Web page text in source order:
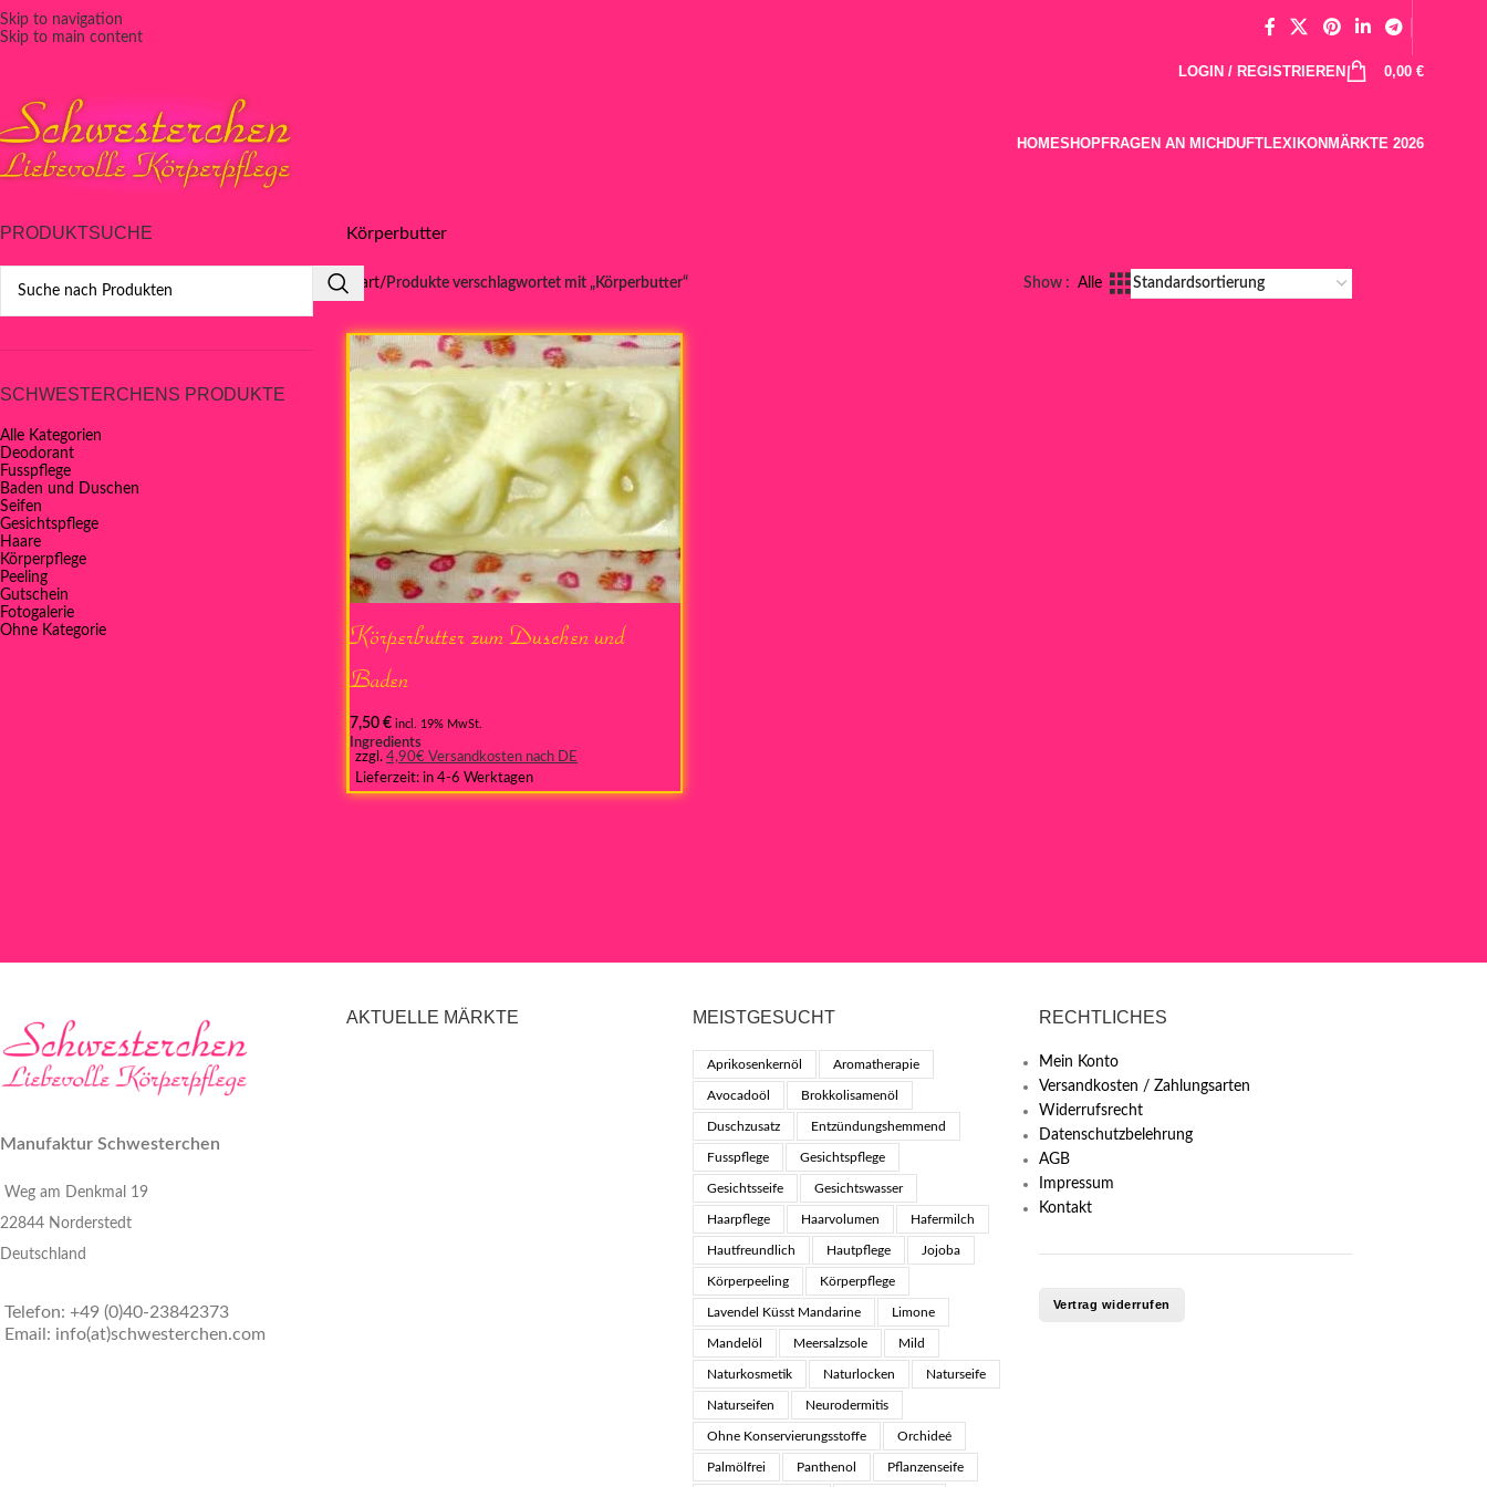
Skip to navigation
Skip to main content
LOGIN / REGISTRIEREN 0,00 €
HOMESHOPFRAGEN AN MICH DUFTLEXIKON MÄRKTE 2026
PRODUKTSUCHE
SCHWESTERCHENS PRODUKTE
Alle Kategorien
Deodorant
Fusspflege
Baden und Duschen
Seifen
Gesichtspflege
Haare
Körperpflege
Peeling
Gutschein
Fotogalerie
Ohne Kategorie
Körperbutter
Start Produkte verschlagwortet mit „Körperbutter“ Show Alle
Körperbutter zum Duschen und
Baden
7,50 € incl. 19% MwSt.
Ingredients
zzgl. 4,90€ Versandkosten nach DE
Lieferzeit: in 4-6 Werktagen
Manufaktur Schwesterchen
Weg am Denkmal 19
22844 Norderstedt
Deutschland
Telefon: +49 (0)40-23842373
Email: info(at)schwesterchen.com
AKTUELLE MÄRKTE MEISTGESUCHT
Aprikosenkernöl Aromatherapie
Avocadoöl Brokkolisamenöl
Duschzusatz Entzündungshemmend
Fusspflege Gesichtspflege
Gesichtsseife Gesichtswasser
Haarpflege Haarvolumen Hafermilch
Hautfreundlich Hautpflege Jojoba
Körperpeeling Körperpflege
Lavendel Küsst Mandarine Limone
Mandelöl Meersalzsole Mild
Naturkosmetik Naturlocken Naturseife
Naturseifen Neurodermitis
Ohne Konservierungsstoffe Orchideé
Palmölfrei Panthenol Pflanzenseife
RECHTLICHES
Mein Konto
Versandkosten / Zahlungsarten
Widerrufsrecht
Datenschutzbelehrung
AGB
Impressum
Kontakt
Vertrag widerrufen